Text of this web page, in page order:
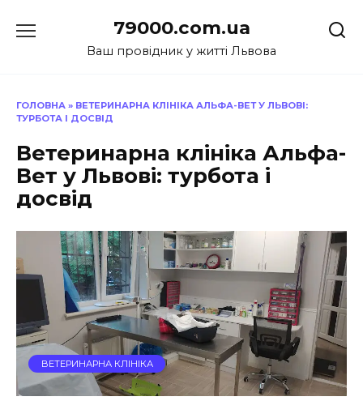
до
79000.com.ua
Ваш провідник у житті Львова
ГОЛОВНА » ВЕТЕРИНАРНА КЛІНІКА АЛЬФА-ВЕТ У ЛЬВОВІ:
ТУРБОТА І ДОСВІД
Ветеринарна клініка Альфа-
Вет у Львові: турбота і
досвід
ВЕТЕРИНАРНА КЛІНІКА